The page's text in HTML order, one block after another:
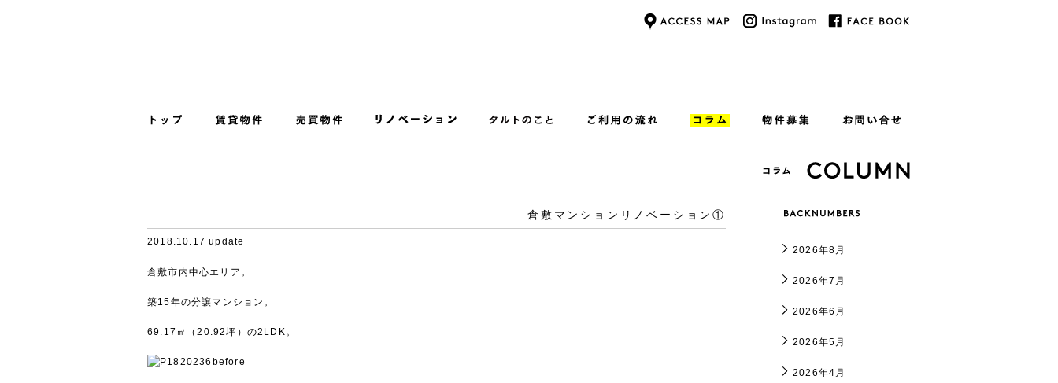
倉敷マンションリノベーション①
2018.10.17 update
倉敷市内中心エリア。
築15年の分譲マンション。
69.17㎡（20.92坪）の2LDK。
before
2026年8月
2026年7月
2026年6月
2026年5月
2026年4月